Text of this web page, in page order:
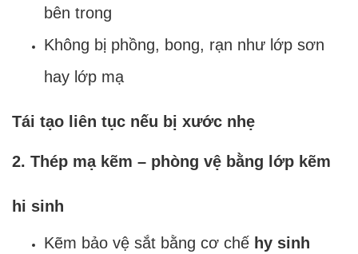
bên trong
Không bị phồng, bong, rạn như lớp sơn
hay lớp mạ
Tái tạo liên tục nếu bị xước nhẹ
2. Thép mạ kẽm – phòng vệ bằng lớp kẽm
hi sinh
Kẽm bảo vệ sắt bằng cơ chế hy sinh